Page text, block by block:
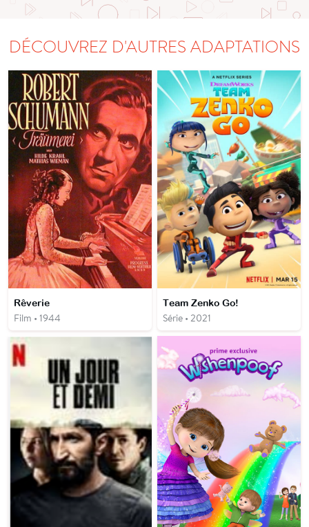
DÉCOUVREZ D'AUTRES ADAPTATIONS
Rêverie
Film • 1944
Team Zenko Go!
Série • 2021